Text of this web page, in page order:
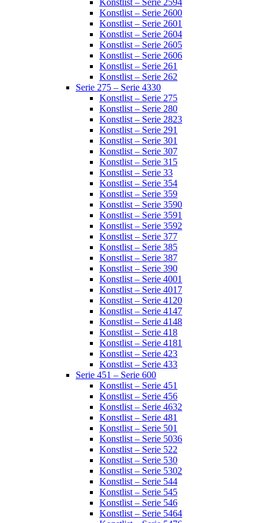
Konstlist – Serie 2594
Konstlist – Serie 2600
Konstlist – Serie 2601
Konstlist – Serie 2604
Konstlist – Serie 2605
Konstlist – Serie 2606
Konstlist – Serie 261
Konstlist – Serie 262
Serie 275 – Serie 4330
Konstlist – Serie 275
Konstlist – Serie 280
Konstlist – Serie 2823
Konstlist – Serie 291
Konstlist – Serie 301
Konstlist – Serie 307
Konstlist – Serie 315
Konstlist – Serie 33
Konstlist – Serie 354
Konstlist – Serie 359
Konstlist – Serie 3590
Konstlist – Serie 3591
Konstlist – Serie 3592
Konstlist – Serie 377
Konstlist – Serie 385
Konstlist – Serie 387
Konstlist – Serie 390
Konstlist – Serie 4001
Konstlist – Serie 4017
Konstlist – Serie 4120
Konstlist – Serie 4147
Konstlist – Serie 4148
Konstlist – Serie 418
Konstlist – Serie 4181
Konstlist – Serie 423
Konstlist – Serie 433
Serie 451 – Serie 600
Konstlist – Serie 451
Konstlist – Serie 456
Konstlist – Serie 4632
Konstlist – Serie 481
Konstlist – Serie 501
Konstlist – Serie 5036
Konstlist – Serie 522
Konstlist – Serie 530
Konstlist – Serie 5302
Konstlist – Serie 544
Konstlist – Serie 545
Konstlist – Serie 546
Konstlist – Serie 5464